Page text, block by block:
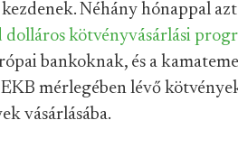
Néhány hónappal
kötvényvásárlási
bankoknak, és a
mérlegében lévő
vásárlásába.